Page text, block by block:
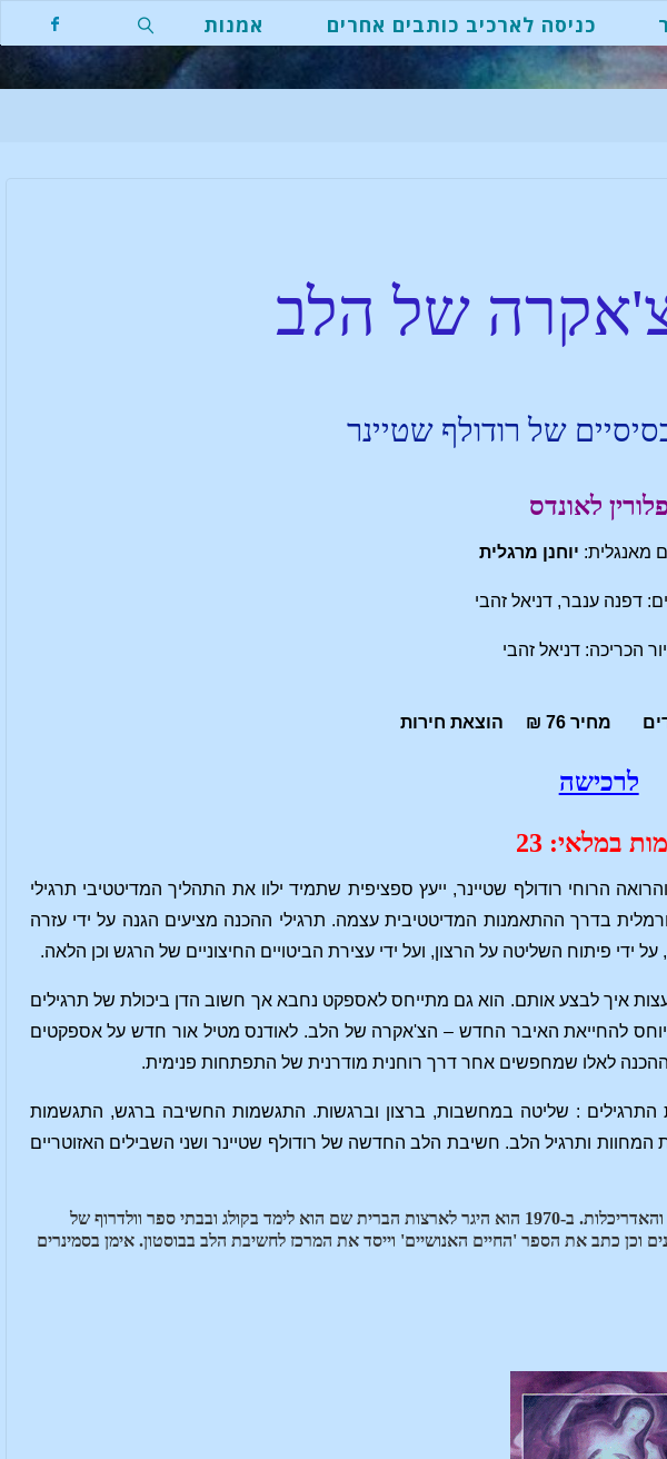
כניסה לארכיב כותבים אחרים אמנות
של הלב
של רודולף שטיינר
פלורין לאונדס
מאנגלית: יוחנן מרגלית
דפנה ענבר, דניאל זהבי
הכריכה: דניאל זהבי
לרכישה
במלאי: 23
הרוחי רודולף שטיינר, ייעץ ספציפית שתמיד ילוו את התהליך המדיטטיבי תרגילי
בדרך ההתאמנות המדיטטיבית עצמה. תרגילי ההכנה מציעים הגנה על ידי עזרה
ידי פיתוח השליטה על הרצון, ועל ידי עצירת הביטויים החיצוניים של הרגש וכן הלאה.
איך לבצע אותם. הוא גם מתייחס לאספקט נחבא אך חשוב הדן ביכולת של תרגילים
להחייאת האיבר החדש – הצ'אקרה של הלב. לאודנס מטיל אור חדש על אספקטים
לאלו שמחפשים אחר דרך רוחנית מודרנית של התפתחות פנימית.
התרגילים : שליטה במחשבות, ברצון וברגשות. התגשמות החשיבה ברגש, התגשמות
ותרגיל הלב. חשיבת הלב החדשה של רודולף שטיינר ושני השבילים האזוטריים
נולד ברומניה ב -1938 בעל קריירה בינלאומית באמנות העיצוב והאדריכלות. ב-1970 הוא היגר לארצות הברית שם הוא לימד בקולג ובבתי ספר וולדרוף של
שונים וכן כתב את הספר 'החיים האנושיים' וייסד את המרכז לחשיבת הלב בבוסטון. אימן בסמינרים